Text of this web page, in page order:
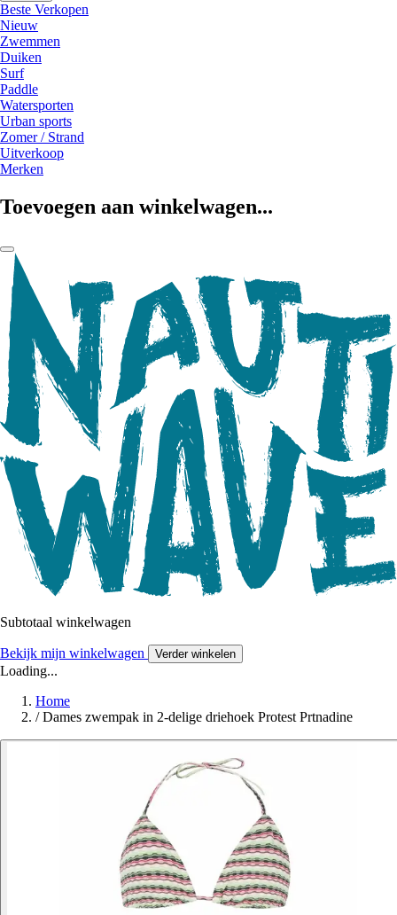
Beste Verkopen
Nieuw
Zwemmen
Duiken
Surf
Paddle
Watersporten
Urban sports
Zomer / Strand
Uitverkoop
Merken
Toevoegen aan winkelwagen...
Subtotaal winkelwagen
Bekijk mijn winkelwagen Verder winkelen
Loading...
Home
/ Dames zwempak in 2-delige driehoek Protest Prtnadine